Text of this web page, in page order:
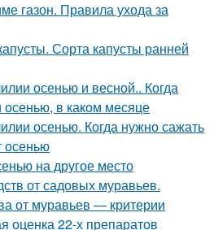
газон. Правила ухода за
Сорта капусты ранней
осенью и весной.. Когда
в каком месяце
осенью. Когда нужно сажать
осенью
на другое место
от садовых муравьев.
от муравьев — критерии
оценка 22-х препаратов